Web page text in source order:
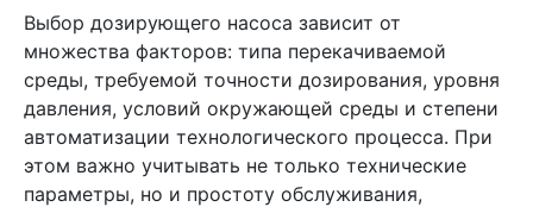
Выбор дозирующего насоса зависит от
множества факторов: типа перекачиваемой
среды, требуемой точности дозирования, уровня
давления, условий окружающей среды и степени
автоматизации технологического процесса. При
этом важно учитывать не только технические
параметры, но и простоту обслуживания,